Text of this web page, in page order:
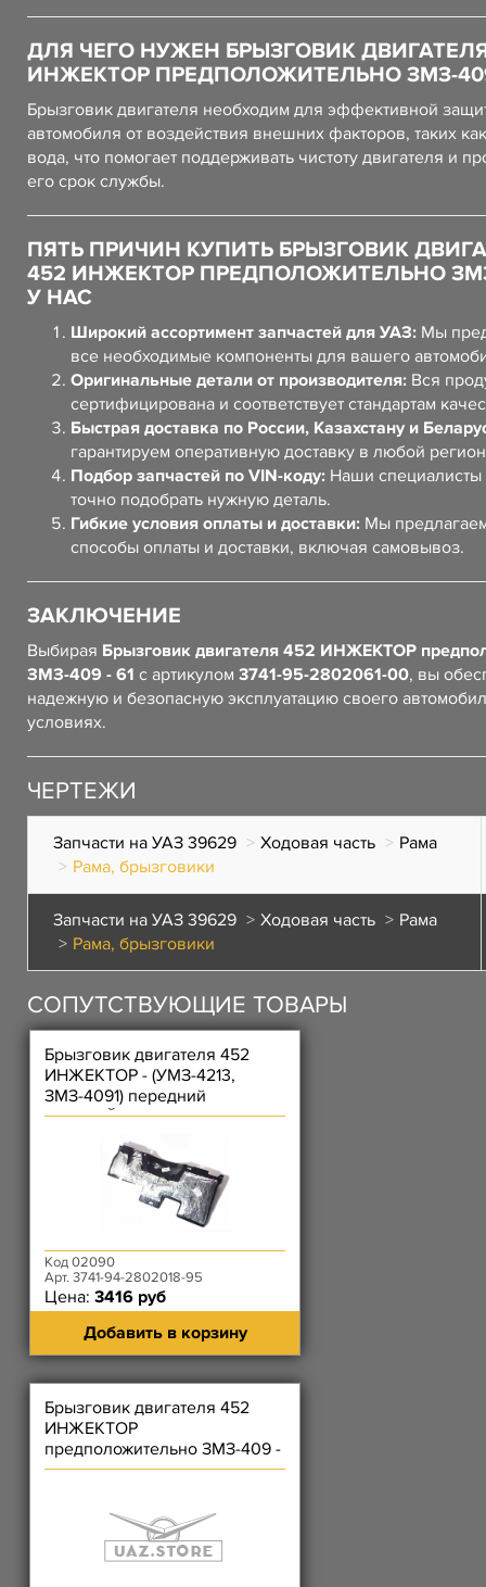
ДЛЯ ЧЕГО НУЖЕН БРЫЗГОВИК
ИНЖЕКТОР ПРЕДПОЛОЖИТЕЛЬНО ЗМЗ-
Брызговик двигателя необходим для эффективной
автомобиля от воздействия внешних факторов, таких
вода, что помогает поддерживать чистоту двигателя и
его срок службы.
ПЯТЬ ПРИЧИН КУПИТЬ БРЫЗГОВИК
452 ИНЖЕКТОР ПРЕДПОЛОЖИТЕЛЬНО
У НАС
Широкий ассортимент запчастей для УАЗ: Мы
все необходимые компоненты для вашего
Оригинальные детали от производителя: Вся
сертифицирована и соответствует стандартам
Быстрая доставка по России, Казахстану и
гарантируем оперативную доставку в любой
Подбор запчастей по VIN-коду: Наши специалисты
точно подобрать нужную деталь.
Гибкие условия оплаты и доставки: Мы
способы оплаты и доставки, включая самовывоз.
ЗАКЛЮЧЕНИЕ
Выбирая Брызговик двигателя 452 ИНЖЕКТОР
ЗМЗ-409 - 61 с артикулом 3741-95-2802061-00, вы
надежную и безопасную эксплуатацию своего
условиях.
ЧЕРТЕЖИ
Запчасти на УАЗ 39629 Ходовая часть
Рама
Рама, брызговики
Запчасти на УАЗ 39629 Ходовая часть
Рама
Рама, брызговики
СОПУТСТВУЮЩИЕ ТОВАРЫ
Брызговик двигателя 452
ИНЖЕКТОР - (УМЗ-4213,
ЗМЗ-4091) передний
(КРИВОЙ) - с шумоизоляцией
Код 02090
Арт. 3741-94-2802018-95
Цена: 3416 руб
Добавить в корзину
Брызговик двигателя 452
ИНЖЕКТОР
предположительно ЗМЗ-409 -
65 - (Предполож до 2016)